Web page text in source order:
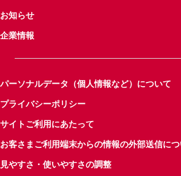
お知らせ
企業情報
パーソナルデータ（個人情報など）について
プライバシーポリシー
サイトご利用にあたって
お客さまご利用端末からの情報の外部送信に
見やすさ・使いやすさの調整